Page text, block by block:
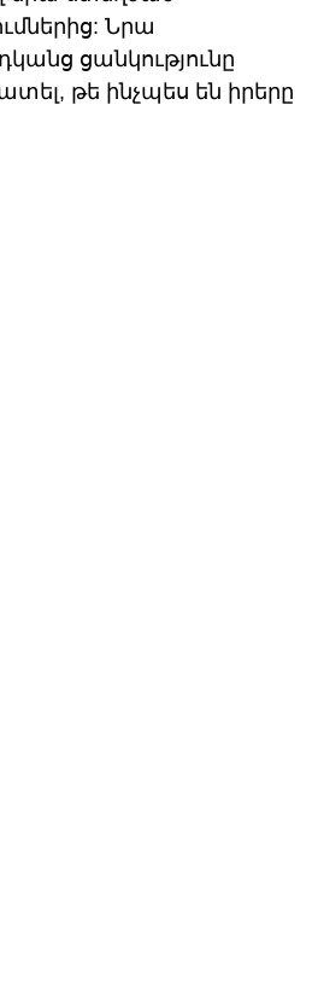
Նրա
ցանկությունը
թե ինչպես են իրերը